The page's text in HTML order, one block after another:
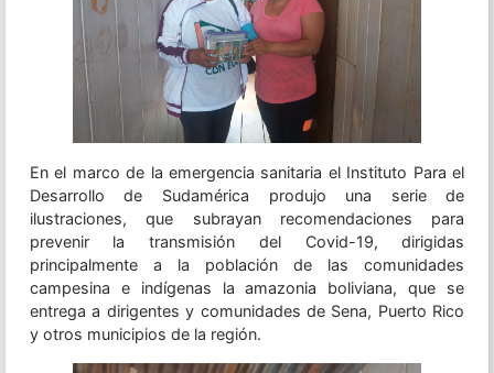
En el marco de la emergencia sanitaria el Instituto Para el
Desarrollo de Sudamérica produjo una serie de
ilustraciones, que subrayan recomendaciones para
prevenir la transmisión del Covid-19, dirigidas
principalmente a la población de las comunidades
campesina e indígenas la amazonia boliviana, que se
entrega a dirigentes y comunidades de Sena, Puerto Rico
y otros municipios de la región.